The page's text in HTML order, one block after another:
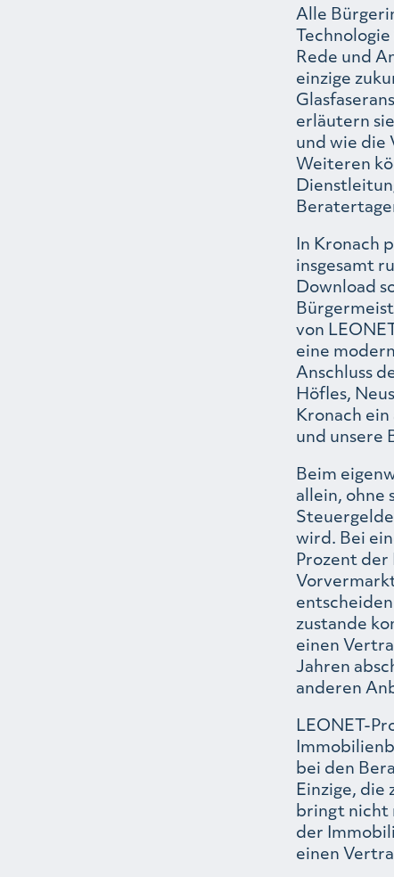
Alle
Rede und
einzige
erläutern
und wie die
Weiteren
In Kronach
insgesamt
Download
von
eine
Anschluss
Höfles,
Kronach
und unsere
Beim
allein, ohne
wird. Bei
Prozent
zustande
einen
Jahren
anderen
LEONET-
bei den
Einzige, die
bringt nicht
der
einen